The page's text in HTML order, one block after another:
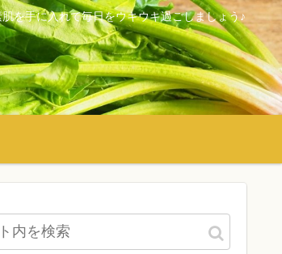
を手に入れて毎日をウキウキ過ごしましょう♪